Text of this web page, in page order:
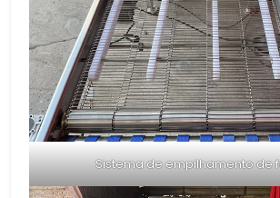
Sistema de empilhamento de